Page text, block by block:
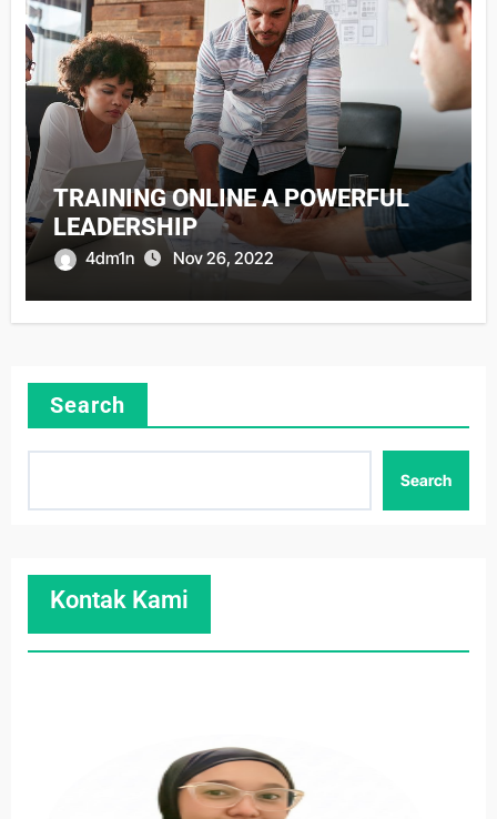
TRAINING ONLINE A POWERFUL
LEADERSHIP
4dm1n Nov 26, 2022
Search
Search
Kontak Kami